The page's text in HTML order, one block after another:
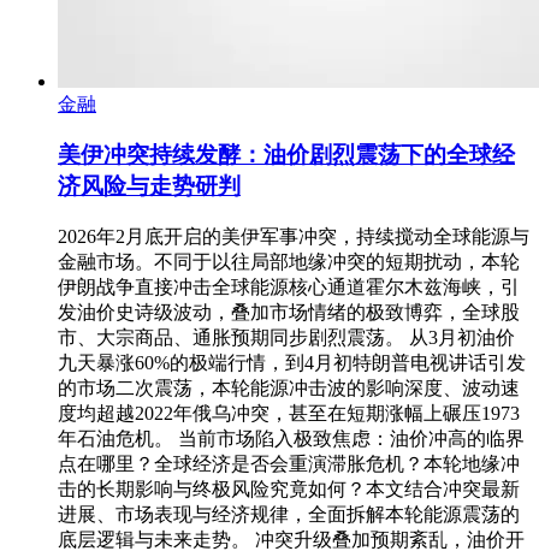
金融
美伊冲突持续发酵：油价剧烈震荡下的全球经
济风险与走势研判
2026年2月底开启的美伊军事冲突，持续搅动全球能源与
金融市场。不同于以往局部地缘冲突的短期扰动，本轮
伊朗战争直接冲击全球能源核心通道霍尔木兹海峡，引
发油价史诗级波动，叠加市场情绪的极致博弈，全球股
市、大宗商品、通胀预期同步剧烈震荡。 从3月初油价
九天暴涨60%的极端行情，到4月初特朗普电视讲话引发
的市场二次震荡，本轮能源冲击波的影响深度、波动速
度均超越2022年俄乌冲突，甚至在短期涨幅上碾压1973
年石油危机。 当前市场陷入极致焦虑：油价冲高的临界
点在哪里？全球经济是否会重演滞胀危机？本轮地缘冲
击的长期影响与终极风险究竟如何？本文结合冲突最新
进展、市场表现与经济规律，全面拆解本轮能源震荡的
底层逻辑与未来走势。 冲突升级叠加预期紊乱，油价开